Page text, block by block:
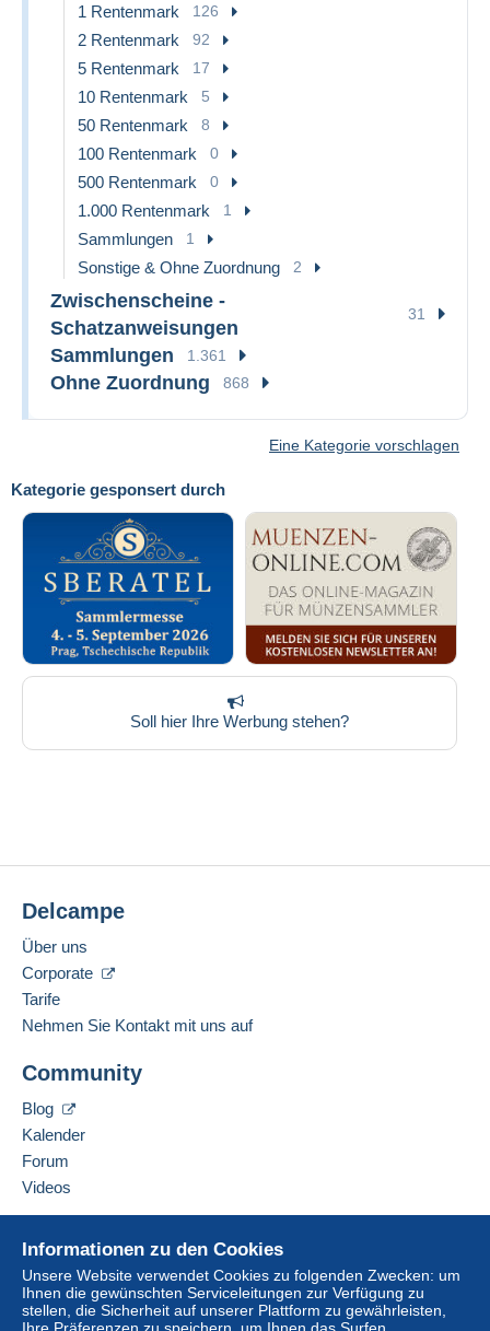
Kategorie gesponsert durch
Soll hier Ihre Werbung stehen?
1 Rentenmark 126
2 Rentenmark 92
5 Rentenmark 17
10 Rentenmark 5
50 Rentenmark 8
100 Rentenmark 0
500 Rentenmark 0
1.000 Rentenmark 1
Sammlungen 1
Sonstige & Ohne Zuordnung 2
Zwischenscheine -
Schatzanweisungen
31
Sammlungen 1.361
Ohne Zuordnung 868
Eine Kategorie vorschlagen
Informationen zu den Cookies
Unsere Website verwendet Cookies zu folgenden Zwecken: um
Ihnen die gewünschten Serviceleitungen zur Verfügung zu
stellen, die Sicherheit auf unserer Plattform zu gewährleisten,
Delcampe
Über uns
Corporate
Tarife
Nehmen Sie Kontakt mit uns auf
Community
Blog
Kalender
Forum
Videos
Online-Hilfe
Auf Delcampe kaufen
Auf Delcampe verkaufen